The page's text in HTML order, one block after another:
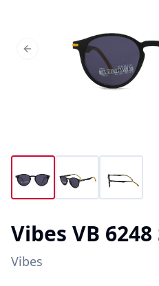
Previous slide
Vibes VB
Vibes